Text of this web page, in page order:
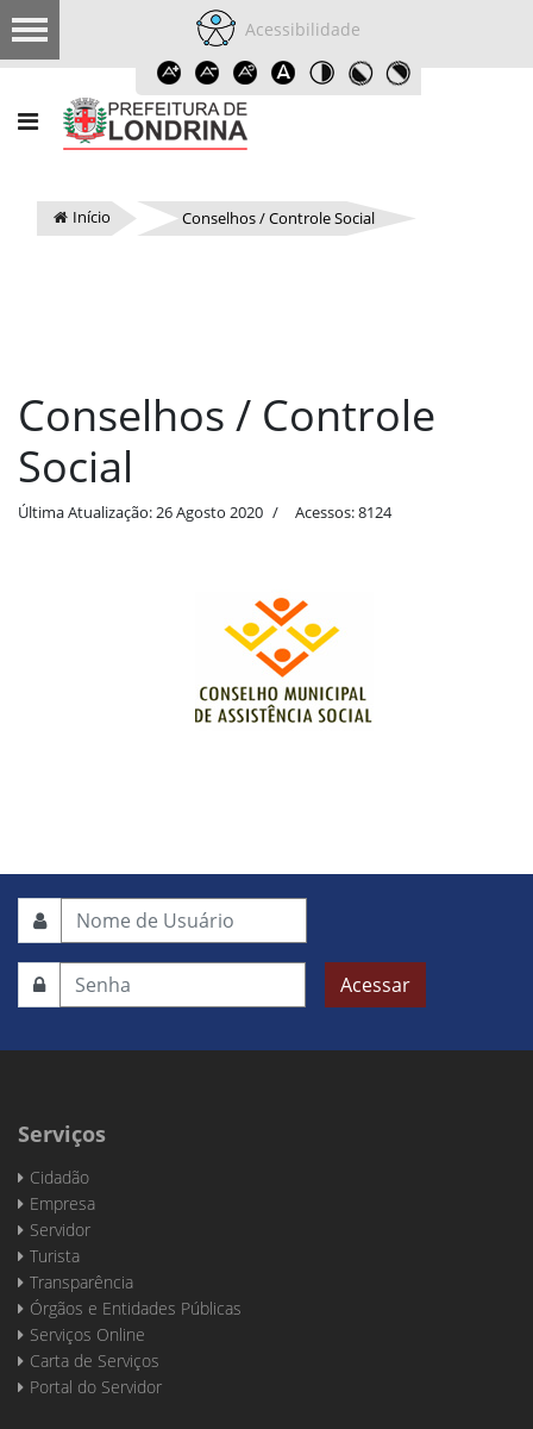
Acessibilidade
Início Conselhos / Controle Social
Conselhos / Controle
Social
Última Atualização: 26 Agosto 2020 Acessos: 8124
Acessar
Serviços
Cidadão
Empresa
Servidor
Turista
Transparência
Órgãos e Entidades Públicas
Serviços Online
Carta de Serviços
Portal do Servidor